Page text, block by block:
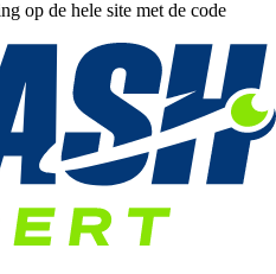
op de hele site met de code